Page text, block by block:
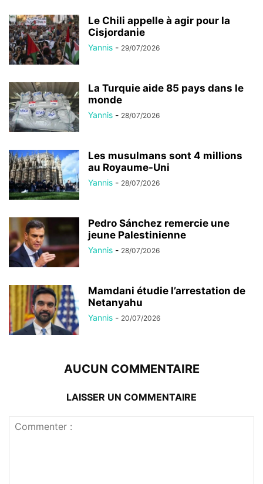
Le Chili appelle à agir pour la
Cisjordanie
Yannis - 29/07/2026
La Turquie aide 85 pays dans le
monde
Yannis - 28/07/2026
Les musulmans sont 4 millions
au Royaume-Uni
Yannis - 28/07/2026
Pedro Sánchez remercie une
jeune Palestinienne
Yannis - 28/07/2026
Mamdani étudie l’arrestation de
Netanyahu
Yannis - 20/07/2026
AUCUN COMMENTAIRE
LAISSER UN COMMENTAIRE